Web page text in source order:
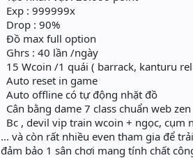
Exp : 999999x
Drop : 90%
Đồ max full option
Ghrs : 40 lần /ngày
15 Wcoin /1 quái ( barrack, kanturu
Auto reset in game
Auto offline có tự động nhặt đồ
Cân bằng dame 7 class chuẩn web zen
Bc , devil vip train wcoin + ngọc, cụm
... và còn rất nhiều even tham gia để
đảm bảo 1 sân chơi mang tính chất